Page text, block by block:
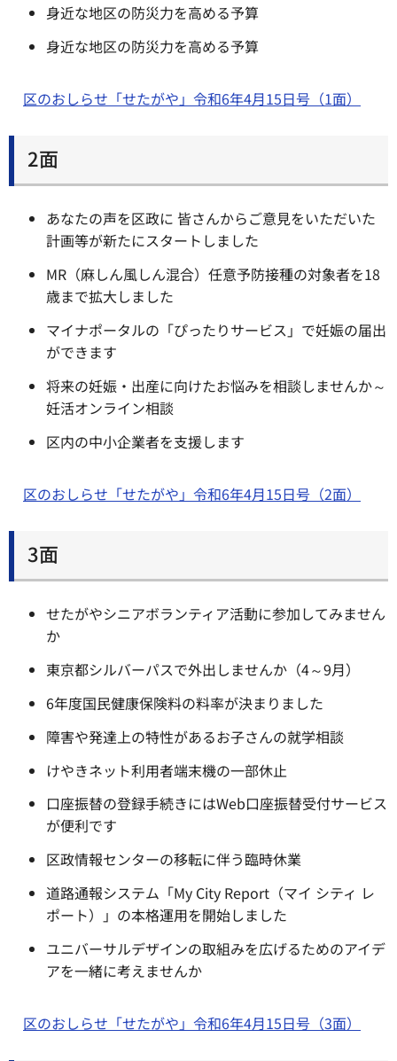
身近な地区の防災力を高める予算
身近な地区の防災力を高める予算
区のおしらせ「せたがや」令和6年4月15日号（1面）
2面
あなたの声を区政に 皆さんからご意見をいただいた
計画等が新たにスタートしました
MR（麻しん風しん混合）任意予防接種の対象者を18
歳まで拡大しました
マイナポータルの「ぴったりサービス」で妊娠の届出
ができます
将来の妊娠・出産に向けたお悩みを相談しませんか～
妊活オンライン相談
区内の中小企業者を支援します
区のおしらせ「せたがや」令和6年4月15日号（2面）
3面
せたがやシニアボランティア活動に参加してみません
か
東京都シルバーパスで外出しませんか（4～9月）
6年度国民健康保険料の料率が決まりました
障害や発達上の特性があるお子さんの就学相談
けやきネット利用者端末機の一部休止
口座振替の登録手続きにはWeb口座振替受付サービス
が便利です
区政情報センターの移転に伴う臨時休業
道路通報システム「My City Report（マイ シティ レ
ポート）」の本格運用を開始しました
ユニバーサルデザインの取組みを広げるためのアイデ
アを一緒に考えませんか
区のおしらせ「せたがや」令和6年4月15日号（3面）